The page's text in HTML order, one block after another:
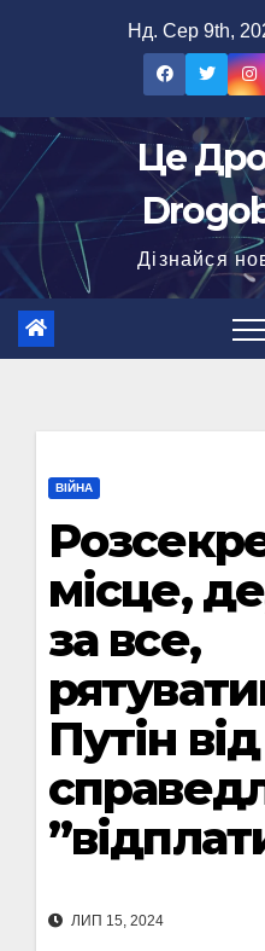
Нд. Сер 9th,
Це Дро
Дізнайся
ВІЙНА
місце,
за все,
Путін від
ЛИП 15, 2024